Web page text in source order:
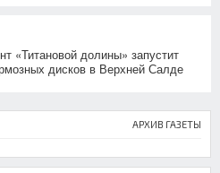
«Титановой долины» запустит
дисков в Верхней Салде
АРХИВ ГАЗЕТЫ